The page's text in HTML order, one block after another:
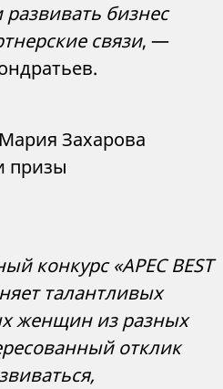
бизнес
связи, —
Захарова
призы
конкурс «APEC BEST
талантливых
женщин из разных
отклик